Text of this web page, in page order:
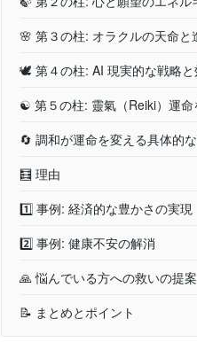
🌸 第３の柱: オラクルの天命と
🕊️ 第４の柱: AI 現実的な戦略と
☯️ 第５の柱: 靈氣（Reiki）運命
🔄 調和が運命を変える具体的
🧮 理由
1️⃣ 事例: 経済的な豊かさの実現
2️⃣ 事例: 健康不安の解消
🙏 悩んでいる方への救いの提案
📝 まとめとポイント